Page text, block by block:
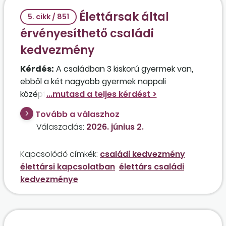
5. cikk / 851
Élettársak által
érvényesíthető családi
kedvezmény
Kérdés: A családban 3 kiskorú gyermek van,
ebből a két nagyobb gyermek nappali
középfokú képzésben vesz részt, a legkisebb
gyermek 2 éves. A szülők nem házastársak és
nem is bejegyzett élettársak, de már régóta
egy háztartásban élnek. A három gyermekből
nagyobb gyermek az apa korábbi
házasságából származik. Az apa a
háromgyermekeseknek járó, nem egyedülállók
családi pótlékát kapja. Az anya GYED-en volt
2025-ben, és még jelenleg is azon van, az apa
Tovább a válaszhoz
Válaszadás: 2026. június 2.
Kapcsolódó címkék: családi kedvezmény
élettársi kapcsolatban élettárs családi
kedvezménye